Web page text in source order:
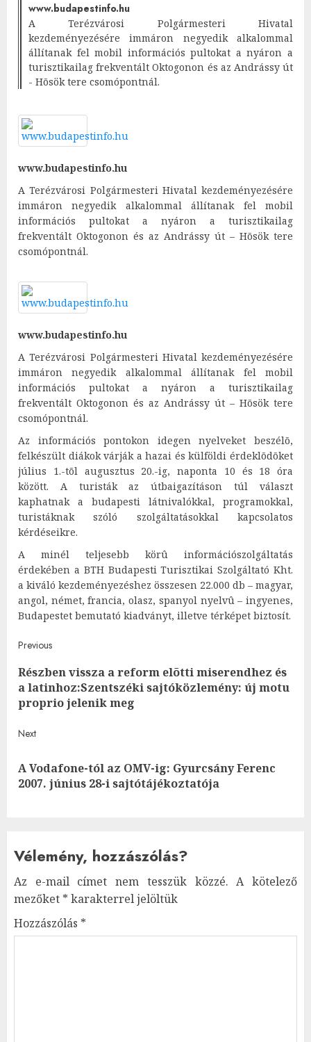
www.budapestinfo.hu
A Terézvárosi Polgármesteri Hivatal
kezdeményezésére immáron negyedik alkalommal
állítanak fel mobil információs pultokat a nyáron a
turisztikailag frekventált Oktogonon és az Andrássy út
- Hõsök tere csomópontnál.
www.budapestinfo.hu
A Terézvárosi Polgármesteri Hivatal kezdeményezésére
immáron negyedik alkalommal állítanak fel mobil
információs pultokat a nyáron a turisztikailag
frekventált Oktogonon és az Andrássy út – Hõsök tere
csomópontnál.
www.budapestinfo.hu
A Terézvárosi Polgármesteri Hivatal kezdeményezésére
immáron negyedik alkalommal állítanak fel mobil
információs pultokat a nyáron a turisztikailag
frekventált Oktogonon és az Andrássy út – Hõsök tere
csomópontnál.
Az információs pontokon idegen nyelveket beszélõ,
felkészült diákok várják a hazai és külföldi érdeklõdõket
július 1.-tõl augusztus 20.-ig, naponta 10 és 18 óra
között. A turisták az útbaigazításon túl választ
kaphatnak a budapesti látnivalókkal, programokkal,
turistáknak szóló szolgáltatásokkal kapcsolatos
kérdéseikre.
A minél teljesebb körû információszolgáltatás
érdekében a BTH Budapesti Turisztikai Szolgáltató Kht.
a kiváló kezdeményezéshez összesen 22.000 db – magyar,
angol, német, francia, olasz, spanyol nyelvû – ingyenes,
Budapestet bemutató kiadványt, illetve térképet biztosít.
Post
navigation
Previous
Részben vissza a reform elõtti miserendhez és
a latinhoz:Szentszéki sajtóközlemény: új motu
proprio jelenik meg
Next
Next
post:
A Vodafone-tól az OMV-ig: Gyurcsány Ferenc
2007. június 28-i sajtótájékoztatója
Vélemény, hozzászólás?
Az e-mail címet nem tesszük közzé. A kötelező
mezőket * karakterrel jelöltük
Hozzászólás *